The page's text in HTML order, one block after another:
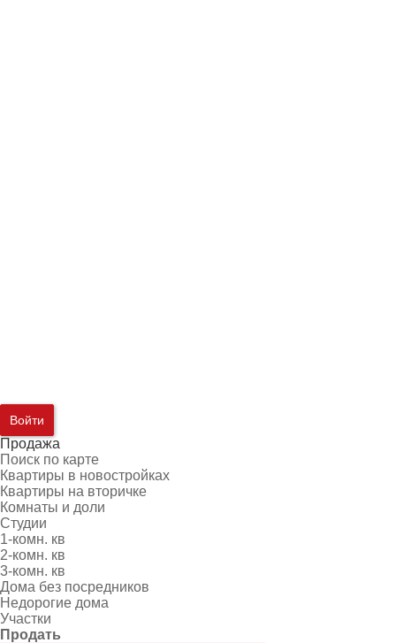
Войти
Продажа
Поиск по карте
Квартиры в новостройках
Квартиры на вторичке
Комнаты и доли
Студии
1-комн. кв
2-комн. кв
3-комн. кв
Дома без посредников
Недорогие дома
Участки
Продать